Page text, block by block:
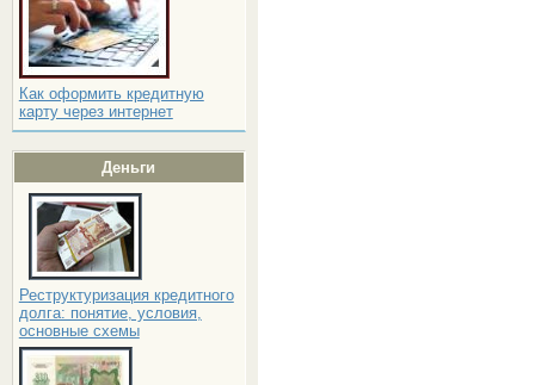
Как оформить кредитную
карту через интернет
Деньги
Реструктуризация кредитного
долга: понятие, условия,
основные схемы